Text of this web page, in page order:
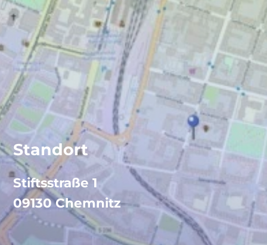
Standort
Stiftsstraße 1
09130 Chemnitz